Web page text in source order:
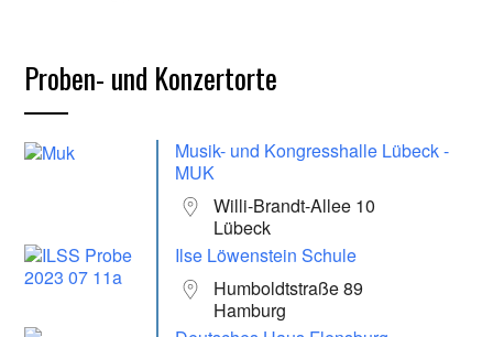
Proben- und Konzertorte
Musik- und Kongresshalle Lübeck -
MUK
Willi-Brandt-Allee 10
Lübeck
Ilse Löwenstein Schule
Humboldtstraße 89
Hamburg